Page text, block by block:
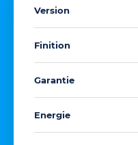
Version
Finition
Garantie
Energie